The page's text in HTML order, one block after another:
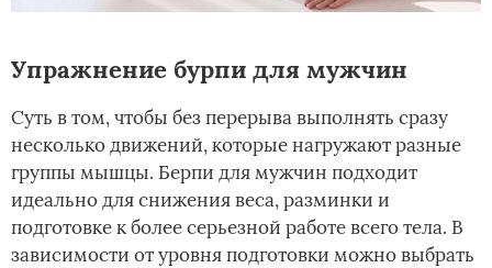
Упражнение бурпи для мужчин
Суть в том, чтобы без перерыва выполнять сразу
несколько движений, которые нагружают разные
группы мышцы. Берпи для мужчин подходит
идеально для снижения веса, разминки и
подготовке к более серьезной работе всего тела. В
зависимости от уровня подготовки можно выбрать